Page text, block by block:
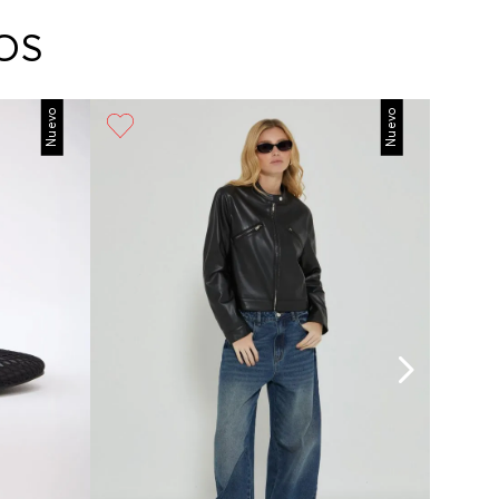
la recogida del producto en la dirección
Nuevo Nuevo